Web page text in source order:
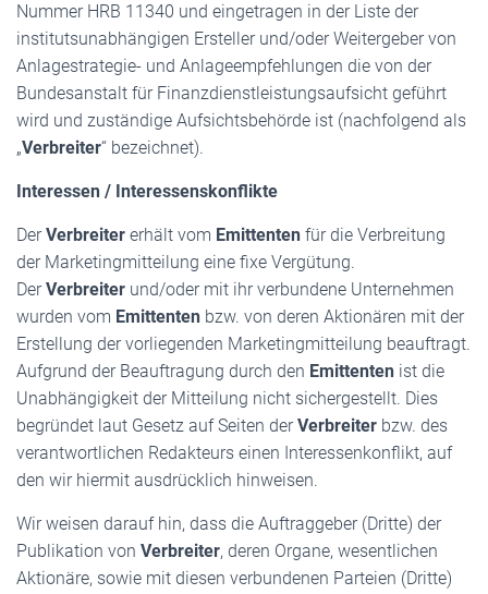
Nummer HRB 11340 und eingetragen in der Liste der
institutsunabhängigen Ersteller und/oder Weitergeber von
Anlagestrategie- und Anlageempfehlungen die von der
Bundesanstalt für Finanzdienstleistungsaufsicht geführt
wird und zuständige Aufsichtsbehörde ist (nachfolgend als
„Verbreiter“ bezeichnet).
Interessen / Interessenskonflikte
DerVerbreiter erhält vom Emittenten für die Verbreitung
der Marketingmitteilung eine fixe Vergütung.
DerVerbreiter und/oder mit ihr verbundene Unternehmen
wurden vom Emittenten bzw. von deren Aktionären mit der
Erstellung der vorliegenden Marketingmitteilung beauftragt.
Aufgrund der Beauftragung durch den Emittenten ist die
Unabhängigkeit der Mitteilung nicht sichergestellt. Dies
begründet laut Gesetz auf Seiten derVerbreiter bzw. des
verantwortlichen Redakteurs einen Interessenkonflikt, auf
den wir hiermit ausdrücklich hinweisen.
Wir weisen darauf hin, dass die Auftraggeber (Dritte) der
Publikation von Verbreiter, deren Organe, wesentlichen
Aktionäre, sowie mit diesen verbundenen Parteien (Dritte)